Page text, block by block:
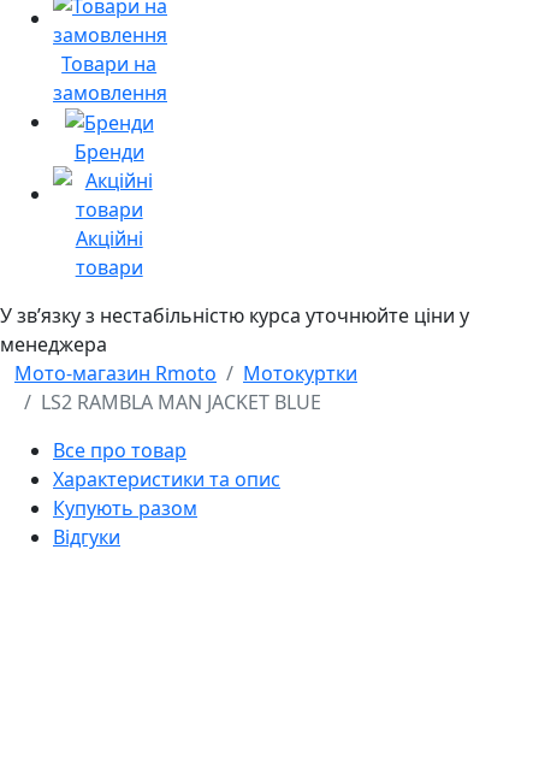
Товари на
замовлення
Бренди
Акційні
товари
У звʼязку з нестабільністю курса уточнюйте ціни у
менеджера
Мото-магазин Rmoto
Мотокуртки
LS2 RAMBLA MAN JACKET BLUE
Все про товар
Характеристики та опис
Купують разом
Відгуки